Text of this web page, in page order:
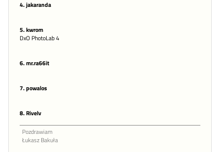
4. jakaranda
5. kwrom
DxO PhotoLab 4
6. mr.ra66it
7. powalos
8. Rivelv
Pozdrawiam
Łukasz Bakuła